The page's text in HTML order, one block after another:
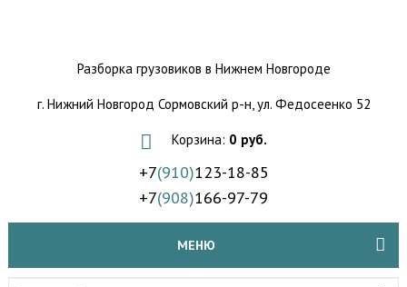
Разборка грузовиков в Нижнем Новгороде
г. Нижний Новгород Сормовский р-н,ул. Федосеенко 52
Корзина: 0 руб.
+7(910)123-18-85
+7(908)166-97-79
МЕНЮ